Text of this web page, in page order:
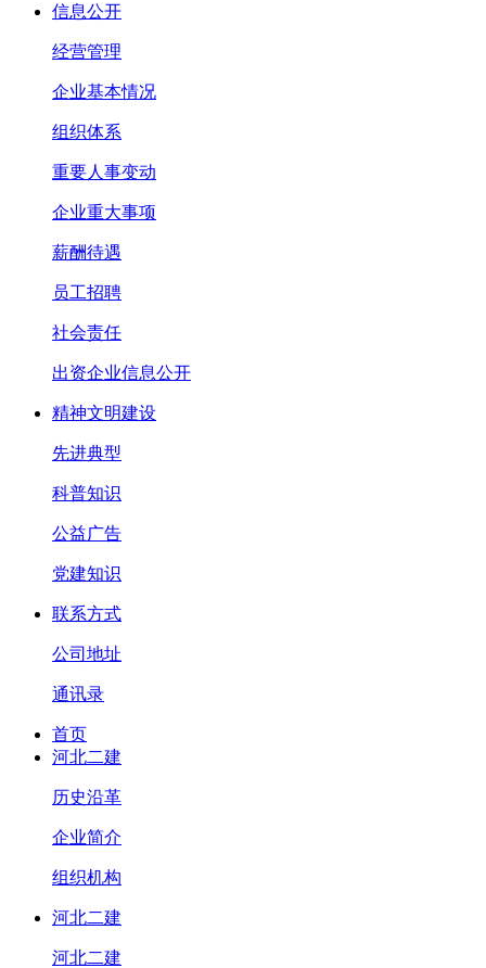
信息公开
经营管理
企业基本情况
组织体系
重要人事变动
企业重大事项
薪酬待遇
员工招聘
社会责任
出资企业信息公开
精神文明建设
先进典型
科普知识
公益广告
党建知识
联系方式
公司地址
通讯录
首页
河北二建
历史沿革
企业简介
组织机构
河北二建
河北二建